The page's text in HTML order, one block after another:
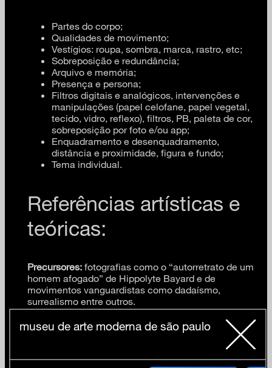
Partes do corpo;
Qualidades de movimento;
Vestígios: roupa, sombra, marca, rastro, etc;
Sobreposição e redundância;
Arquivo e memória;
Presença e persona;
Filtros digitais e analógicos, intervenções e
manipulações (papel celofane, papel vegetal,
tecido, vidro, reflexo), filtros, PB, paleta de cor,
sobreposição por foto e/ou app;
Enquadramento e desenquadramento,
distância e proximidade, figura e fundo;
Tema individual.
Referências artísticas e
teóricas:
Precursores: fotografias como o “autorretrato de um
homem afogado” de Hippolyte Bayard e de
movimentos vanguardistas como dadaísmo,
surrealismo entre outros.
Contemporâneos: Amilcar Packer, Ana Teixeira,
Berna Reale, Cassiano Sydow Quilicy, Christine
Greiner, Cindy Sherman, David Lapoujade, Duane
Michals, Francesca Woodman, Janaina Tschäpe,
museu de arte moderna de são paulo